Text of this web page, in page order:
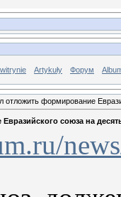
Artykuły Форум
отложить формирование
союза на